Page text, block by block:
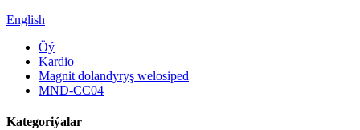
English
Öý
Kardio
Magnit dolandyryş welosiped
MND-CC04
Kategoriýalar